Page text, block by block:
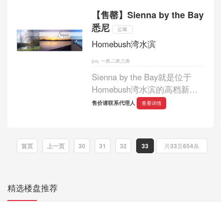
定距离，从而保证了每套公寓
的私密性。...
【售罄】Sienna by the Bay
悉尼
公寓
Homebush湾水滨
一房,二房,三房
Sienna by the Bay就是位于
Homebush湾水滨的高档新物
业。湾滨思雅娜的位置独特，
适中的最佳物业。...
售价请联系代理人 查看详情
首页 上一页 30 31 32 33 共33页654条
精选楼盘推荐